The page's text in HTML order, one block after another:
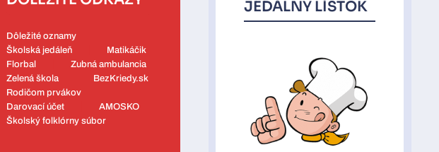
Dôležité oznamy
Školská jedáleň
Matikáčik
Florbal
Zubná ambulancia
Zelená škola
BezKriedy.sk
Rodičom prvákov
Darovací účet
AMOSKO
Školský folklórny súbor
JEDÁLNY LÍSTOK